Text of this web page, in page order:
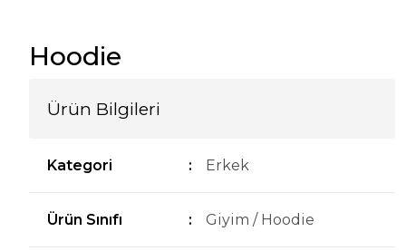
Hoodie
Ürün Bilgileri
Kategori : Erkek
Ürün Sınıfı : Giyim / Hoodie